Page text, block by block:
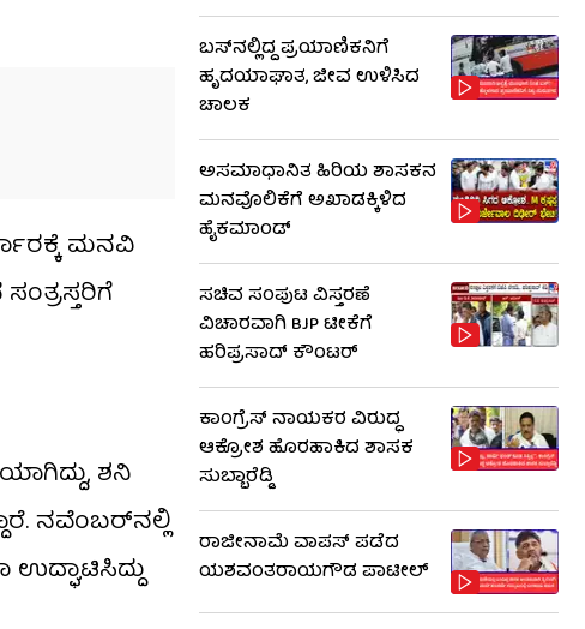
ಮನವಿ
ಶನಿ
ನವೆಂಬರ್​ನಲ್ಲಿ
ಬಸ್‌ನಲ್ಲಿದ್ದ ಪ್ರಯಾಣಿಕನಿಗೆ
ಹೃದಯಾಘಾತ, ಜೀವ ಉಳಿಸಿದ
ಚಾಲಕ
ಅಸಮಾಧಾನಿತ ಹಿರಿಯ ಶಾಸಕನ
ಮನವೊಲಿಕೆಗೆ ಅಖಾಡಕ್ಕಿಳಿದ
ಹೈಕಮಾಂಡ್
ಸಚಿವ ಸಂಪುಟ ವಿಸ್ತರಣೆ
ವಿಚಾರವಾಗಿ BJP ಟೀಕೆಗೆ
ಹರಿಪ್ರಸಾದ್ ಕೌಂಟರ್​​
ಕಾಂಗ್ರೆಸ್ ನಾಯಕರ ವಿರುದ್ಧ
ಆಕ್ರೋಶ ಹೊರಹಾಕಿದ ಶಾಸಕ
ಸುಬ್ಬಾರೆಡ್ಡಿ
ರಾಜೀನಾಮೆ ವಾಪಸ್ ಪಡೆದ
ಯಶವಂತರಾಯಗೌಡ ಪಾಟೀಲ್